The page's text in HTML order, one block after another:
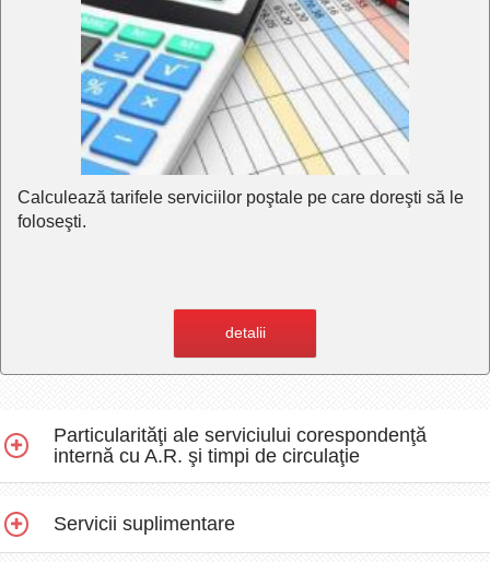
Calculează tarifele serviciilor poştale pe care doreşti să le
foloseşti.
detalii
Particularităţi ale serviciului corespondenţă
internă cu A.R. şi timpi de circulaţie
Servicii suplimentare